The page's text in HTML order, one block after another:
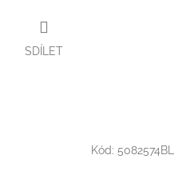
SDÍLET
Kód: 5082574BL